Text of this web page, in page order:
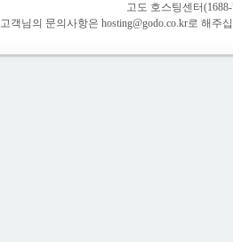
고도 호스팅센터
고객님의 문의사항은 hosting@godo.co.kr로 해주